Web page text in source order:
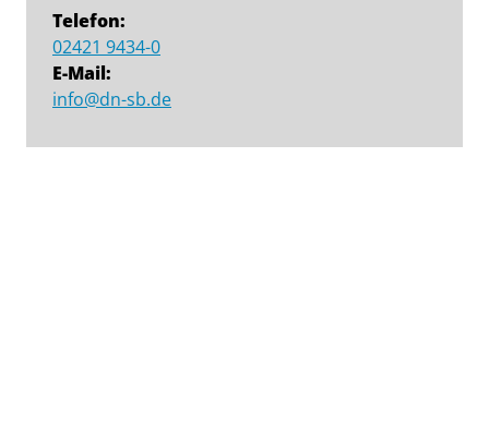
Telefon:
02421 9434-0
E-Mail:
info@dn-sb.de